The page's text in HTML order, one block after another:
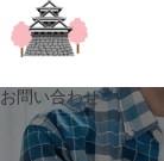
お問い合わせ